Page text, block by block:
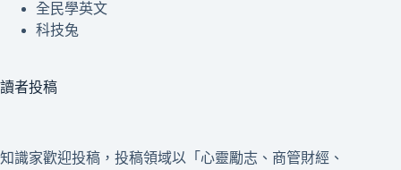
全民學英文
科技兔
讀者投稿
知識家歡迎投稿，投稿領域以「心靈勵志、商管財經、